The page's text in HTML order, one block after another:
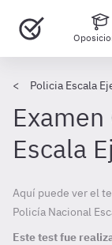
Policia Escala
Escala
Aquí puede ver el
Policía Nacional
Este test fue